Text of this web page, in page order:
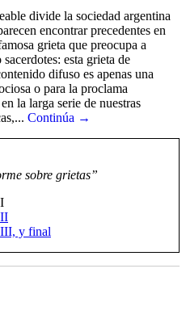
divide la sociedad argentina
encontrar precedentes en
grieta que preocupa a
esta grieta de
difuso es apenas una
o para la proclama
la larga serie de nuestras
Continúa →
sobre grietas”
III, y final